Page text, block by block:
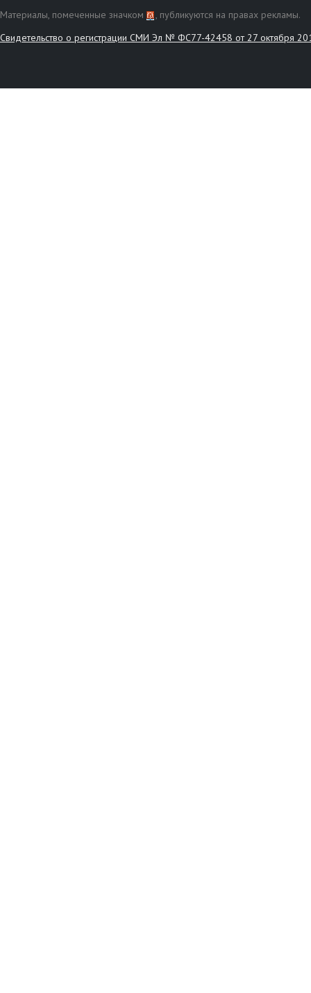
Материалы, помеченные значком
, публикуются на правах рекламы.
Свидетельство о регистрации СМИ Эл № ФС77-42458 от 27 октября